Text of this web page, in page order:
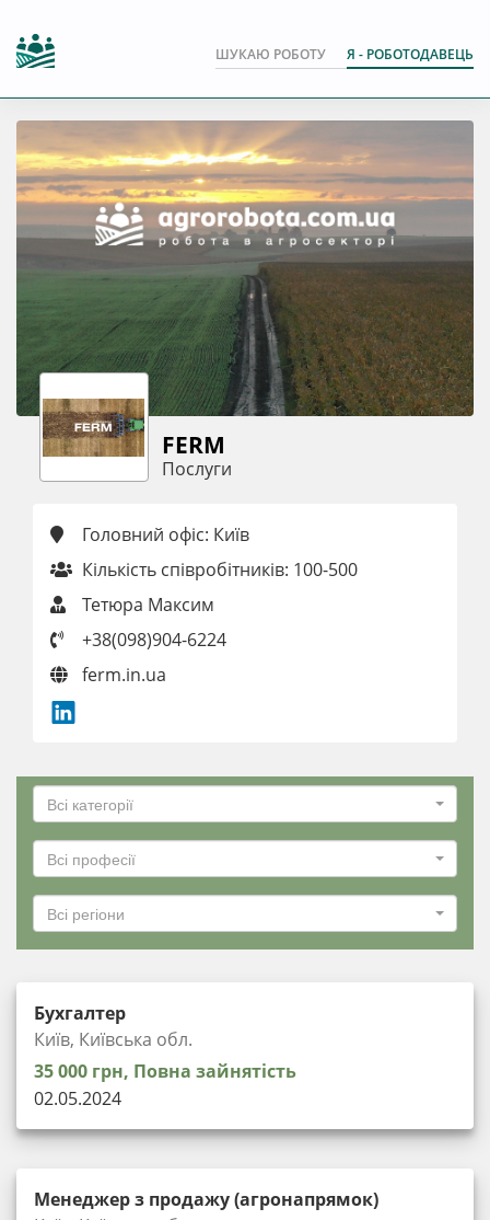
ШУКАЮ РОБОТУ Я - РОБОТОДАВЕЦЬ
FERM
Послуги
Головний офіс: Київ
Кількість співробітників: 100-500
Тетюра Максим
+38(098)904-6224
ferm.in.ua
Всі категорії
Всі професії
Всі регіони
Бухгалтер
Київ, Київська обл.
35 000 грн, Повна зайнятість
02.05.2024
Менеджер з продажу (агронапрямок)